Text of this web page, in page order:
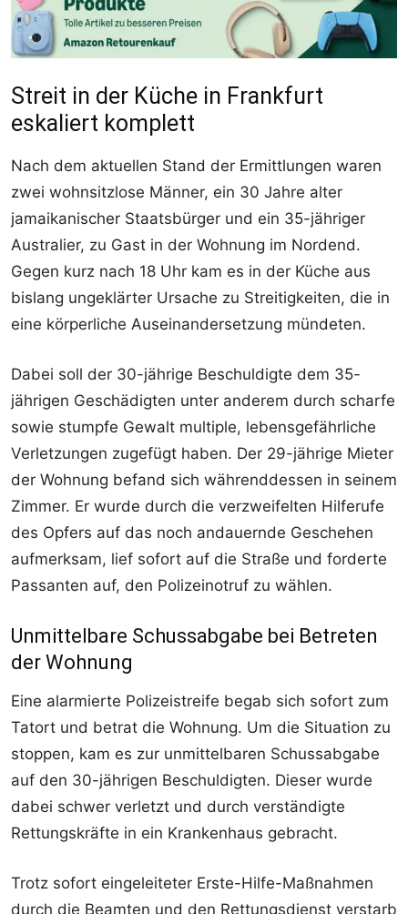
Streit in der Küche in Frankfurt
eskaliert komplett
Nach dem aktuellen Stand der Ermittlungen waren
zwei wohnsitzlose Männer, ein 30 Jahre alter
jamaikanischer Staatsbürger und ein 35-jähriger
Australier, zu Gast in der Wohnung im Nordend.
Gegen kurz nach 18 Uhr kam es in der Küche aus
bislang ungeklärter Ursache zu Streitigkeiten, die in
eine körperliche Auseinandersetzung mündeten.
Dabei soll der 30-jährige Beschuldigte dem 35-
jährigen Geschädigten unter anderem durch scharfe
sowie stumpfe Gewalt multiple, lebensgefährliche
Verletzungen zugefügt haben. Der 29-jährige Mieter
der Wohnung befand sich währenddessen in seinem
Zimmer. Er wurde durch die verzweifelten Hilferufe
des Opfers auf das noch andauernde Geschehen
aufmerksam, lief sofort auf die Straße und forderte
Passanten auf, den Polizeinotruf zu wählen.
Unmittelbare Schussabgabe bei Betreten
der Wohnung
Eine alarmierte Polizeistreife begab sich sofort zum
Tatort und betrat die Wohnung. Um die Situation zu
stoppen, kam es zur unmittelbaren Schussabgabe
auf den 30-jährigen Beschuldigten. Dieser wurde
dabei schwer verletzt und durch verständigte
Rettungskräfte in ein Krankenhaus gebracht.
Trotz sofort eingeleiteter Erste-Hilfe-Maßnahmen
durch die Beamten und den Rettungsdienst verstarb